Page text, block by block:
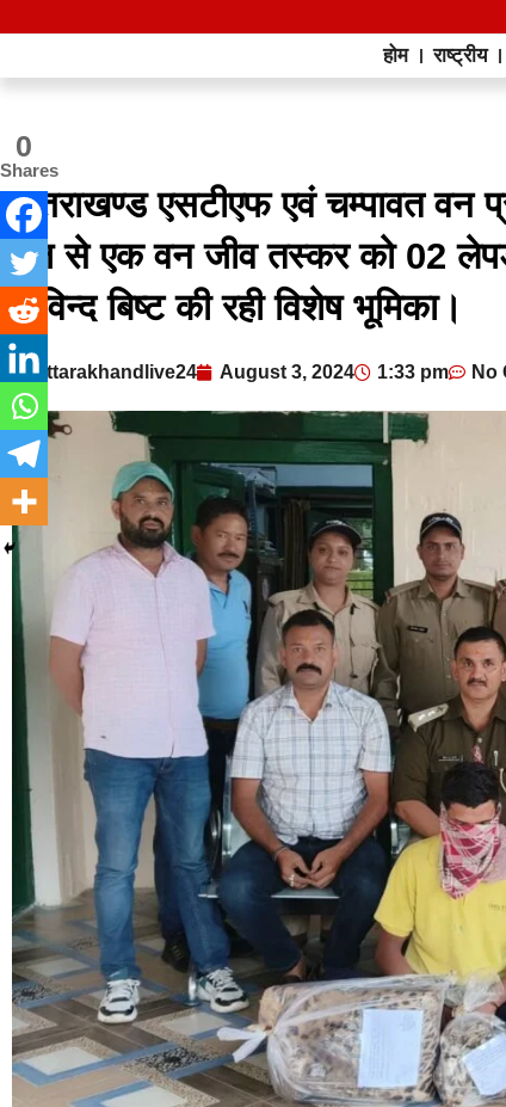
होम राष्ट्रीय
उत्तराखण्ड एसटीएफ एवं चम्पावत वन
रेंज से एक वन जीव तस्कर को 02
गोविन्द बिष्ट की रही विशेष भूमिका।
uttarakhandlive24 August 3, 2024 1:33 pm No
0
Shares